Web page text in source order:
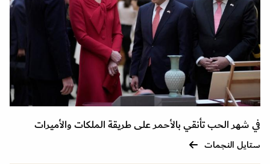
في شهر الحب تأنقي بالأحمر على طريقة الملكات والأميرات
ستايل النجمات